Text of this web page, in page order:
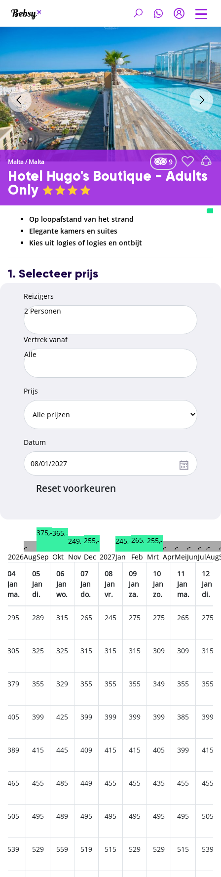
Malta/Malta 9
Hotel Hugo's Boutique - Adults
Only
Op loopafstand van het strand
Elegante kamers en suites
Kies uit logies of logies en ontbijt
1. Selecteer prijs
Reizigers
2 Personen
Vertrek vanaf
Alle
Prijs
Datum
Reset voorkeuren
2026
,-
Aug
375,-
Sep
365,-
Okt
249,-
Nov
255,-
Dec 2027
245,-
Jan
265,-
Feb
255,-
Mrt
,-
Apr
,-
Mei
,-
Jun
,-
Jul
,-
Aug
04
Jan
ma.
05
Jan
di.
06
Jan
wo.
07
Jan
do.
08
Jan
vr.
09
Jan
za.
10
Jan
zo.
11
Jan
ma.
12
Jan
di.
295 289 315 265 245 275 275 265 275
305 325 325 315 315 315 309 309 315
379 355 329 355 355 355 349 355 355
405 399 425 399 399 399 399 385 399
389 415 445 409 415 415 405 399 415
465 455 485 449 455 455 435 455 455
505 495 489 495 495 495 495 495 505
539 529 559 519 515 529 529 515 539